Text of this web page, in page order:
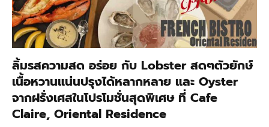
ลิ้มรสความสด อร่อย กับ Lobster สดๆตัวยักษ์
เนื้อหวานแน่นปรุงได้หลากหลาย และ Oyster
จากฝรั่งเศสในโปรโมชั่นสุดพิเศษ ที่ Cafe
Claire, Oriental Residence